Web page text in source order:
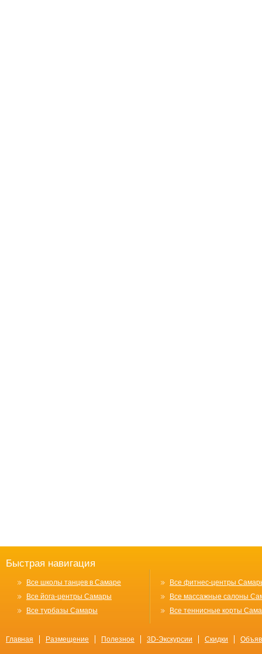
Быстрая навигация
Все школы танцев в Самаре
Все йога-центры Самары
Все турбазы Самары
Все фитнес-центры
Все массажные салоны
Все теннисные корты
Главная Размещение Полезное 3D-Экскурсии Скидки